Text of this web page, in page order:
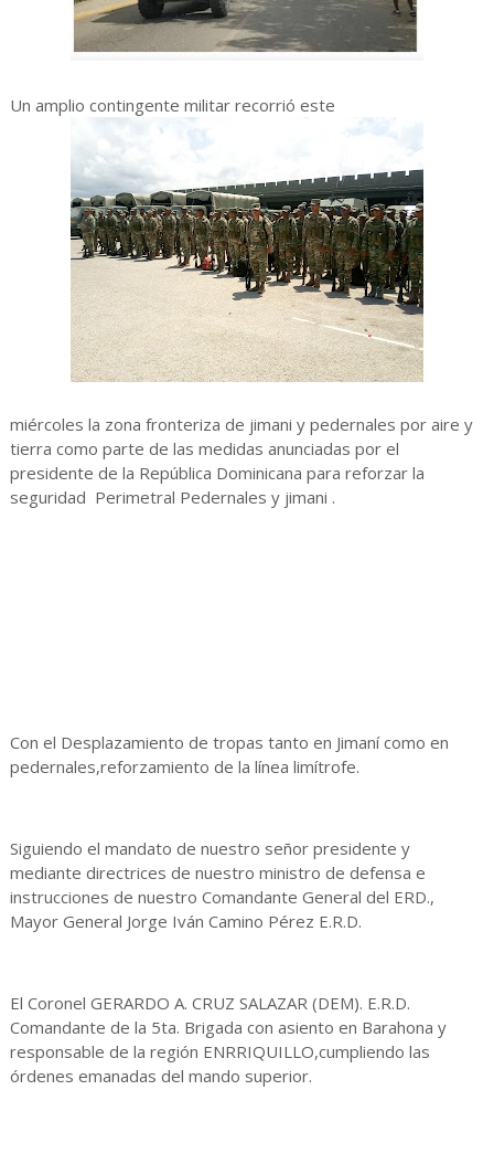
Un amplio contingente militar recorrió este
miércoles la zona fronteriza de jimani y pedernales por aire y
tierra como parte de las medidas anunciadas por el
presidente de la República Dominicana para reforzar la
seguridad Perimetral Pedernales y jimani .
Con el Desplazamiento de tropas tanto en Jimaní como en
pedernales,reforzamiento de la línea limítrofe.
Siguiendo el mandato de nuestro señor presidente y
mediante directrices de nuestro ministro de defensa e
instrucciones de nuestro Comandante General del ERD.,
Mayor General Jorge Iván Camino Pérez E.R.D.
El Coronel GERARDO A. CRUZ SALAZAR (DEM). E.R.D.
Comandante de la 5ta. Brigada con asiento en Barahona y
responsable de la región ENRRIQUILLO,cumpliendo las
órdenes emanadas del mando superior.